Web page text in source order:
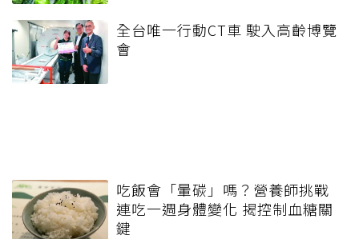
全台唯一行動CT車 駛入高齡博覽
會
吃飯會「暈碳」嗎？營養師挑戰
連吃一週身體變化 揭控制血糖關
鍵